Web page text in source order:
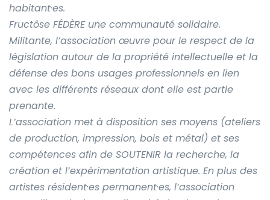
habitant·es.
Fructôse FÉDÈRE une communauté solidaire.
Militante, l’association œuvre pour le respect de la
législation autour de la propriété intellectuelle et la
défense des bons usages professionnels en lien
avec les différents réseaux dont elle est partie
prenante.
L’association met à disposition ses moyens (ateliers
de production, impression, bois et métal) et ses
compétences afin de SOUTENIR la recherche, la
création et l’expérimentation artistique. En plus des
artistes résident·es permanent·es, l’association